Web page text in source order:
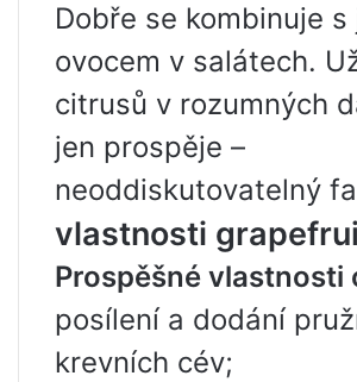
Dobře se kombinuje s
ovocem v salátech.
citrusů v rozumných
jen prospěje –
neoddiskutovatelný
vlastnosti
Prospěšné vlastnosti
posílení a dodání
krevních cév;